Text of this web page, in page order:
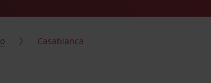
Casablanca